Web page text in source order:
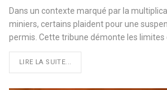
Dans un contexte marqué par la
miniers, certains plaident pour une
permis. Cette tribune démonte les limites
LIRE LA SUITE...